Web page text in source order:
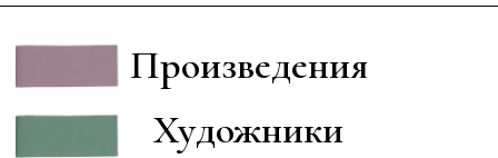
Художники
Произведения